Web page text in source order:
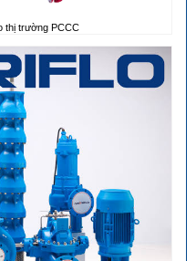
thị trường PCCC